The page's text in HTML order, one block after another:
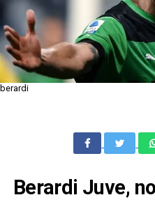
berardi
Berardi Juve,